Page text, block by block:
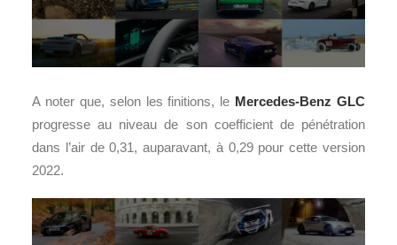
A noter que, selon les finitions, le Mercedes-Benz GLC
progresse au niveau de son coefficient de pénétration
dans l’air de 0,31, auparavant, à 0,29 pour cette version
2022.